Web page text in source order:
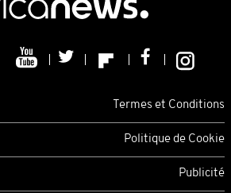
Termes et Conditions
Politique de Cookie
Publicité